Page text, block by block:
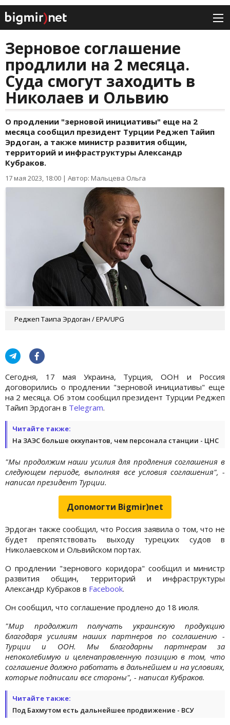
Зерновое соглашение
продлили на 2 месяца.
Суда смогут заходить в
Николаев и Ольвию
О продлении "зерновой инициативы" еще на 2
месяца сообщил президент Турции Реджеп Тайип
Эрдоган, а также министр развития общин,
территорий и инфраструктуры Александр
Кубраков.
17 мая 2023, 18:00 | Автор: Мальцева Ольга
Реджеп Таипа Эрдоган / ЕРА/UPG
Сегодня, 17 мая Украина, Турция, ООН и Россия
договорились о продлении "зерновой инициативы" еще
на 2 месяца. Об этом сообщил президент Турции Реджеп
Тайип Эрдоган в Telegram.
Читайте также:
На ЗАЭС больше оккупантов, чем персонала станции - ЦНС
"Мы продолжим наши усилия для продления соглашения в
следующем периоде, выполняя все условия соглашения", -
написал президент Турции.
Допомогти Bigmir)net
Эрдоган также сообщил, что Россия заявила о том, что не
будет препятствовать выходу турецких судов в
Николаевском и Ольвийском портах.
О продлении "зернового коридора" сообщил и министр
развития общин, территорий и инфраструктуры
Александр Кубраков в Facebook.
Он сообщил, что соглашение продлено до 18 июля.
"Мир продолжит получать украинскую продукцию
благодаря усилиям наших партнеров по соглашению -
Турции и ООН. Мы благодарны партнерам за
непоколебимую и целенаправленную позицию в том, что
соглашение должно работать в дальнейшем и на условиях,
которые подписали все стороны", - написал Кубраков.
Читайте также:
Под Бахмутом есть дальнейшее продвижение - ВСУ